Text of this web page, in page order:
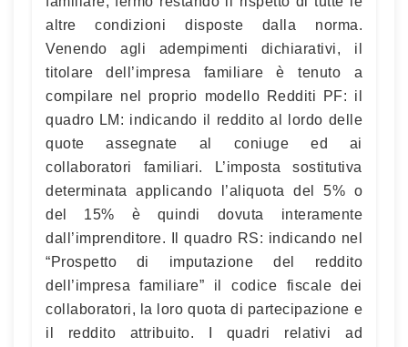
altre condizioni disposte dalla norma.
Venendo agli adempimenti dichiarativi, il
titolare dell’impresa familiare è tenuto a
compilare nel proprio modello Redditi PF: il
quadro LM: indicando il reddito al lordo delle
quote assegnate al coniuge ed ai
collaboratori familiari. L’imposta sostitutiva
determinata applicando l’aliquota del 5% o
del 15% è quindi dovuta interamente
dall’imprenditore. Il quadro RS: indicando nel
“Prospetto di imputazione del reddito
dell’impresa familiare” il codice fiscale dei
collaboratori, la loro quota di partecipazione e
il reddito attribuito. I quadri relativi ad